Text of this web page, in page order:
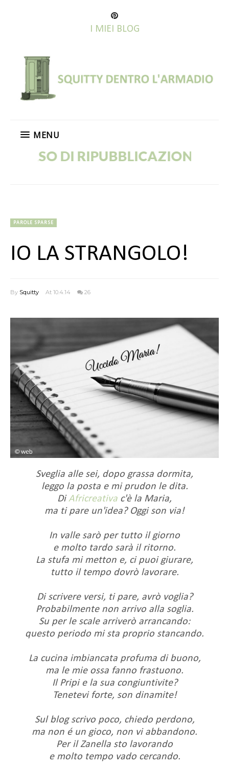
I MIEI BLOG
MENU
DI RIPUBBLICAZIONE!
PAROLE SPARSE
IO LA STRANGOLO!
By Squitty At 10.4.14 26
Sveglia alle sei, dopo grassa dormita,
leggo la posta e mi prudon le dita.
Di Africreativa c'è la Maria,
ma ti pare un'idea? Oggi son via!
In valle sarò per tutto il giorno
e molto tardo sarà il ritorno.
La stufa mi metton e, ci puoi giurare,
tutto il tempo dovrò lavorare.
Di scrivere versi, ti pare, avrò voglia?
Probabilmente non arrivo alla soglia.
Su per le scale arriverò arrancando:
questo periodo mi sta proprio stancando.
La cucina imbiancata profuma di buono,
ma le mie ossa fanno frastuono.
Il Pripi e la sua congiuntivite?
Tenetevi forte, son dinamite!
Sul blog scrivo poco, chiedo perdono,
ma non é un gioco, non vi abbandono.
Per il Zanella sto lavorando
e molto tempo vado cercando.